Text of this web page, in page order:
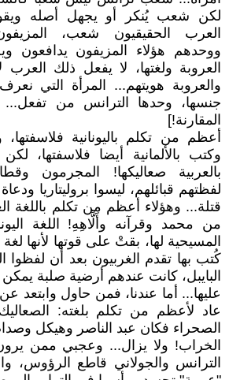
لكن شعب يُنكر أو يجهل أصله
العرب الحقيقيون شعب،
ووحدهم هؤلاء المزيفون يدافعون
العروبة ولغتها، لا يفعل ذلك العرب
والعروبة هويتهم... المرأة التي
جنسها، وحدها الترانس من تفعل...
المقارنة!]
أعظم من تكلم باليونانية
وكتب بالألمانية أيضا فلاسفتها،
بالعربية صعاليكها! المجرمون
لفظتهم قبائلهم، ليسوا بروليتاريا
قتلة... وهؤلاء أعظم من تكلم باللغة
من محمد وقرآنه وأَلَّاهِهِ! اللغة
المسيحية لها، بقتْ على قوتها لأنها
كُتب بها تقدم الغربيون بعد أن
البايبل، كانت عندهم أرضية صلبة يمكن
عليها... أما عندنا، فمن حاول وابتعد
عاد لأعظم من تكلم بلغته:
الصحراء فكان عبد الناصر وهيكل
الخراب! ولا يزال... وعجبي ممن
الترانس والجولاني قاطع الرؤوس،